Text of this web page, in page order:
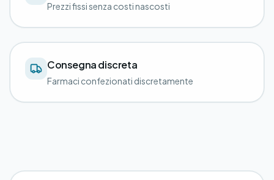
Prezzi fissi senza costi nascosti
Consegna discreta
Farmaci confezionati discretamente